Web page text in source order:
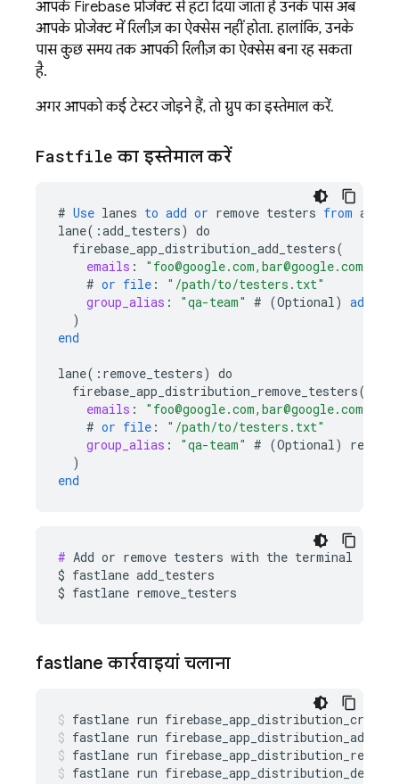
आपके Firebase प्रोजेक्ट से हटा दिया जाता है उनके पास अब
आपके प्रोजेक्ट में रिलीज़ का ऐक्सेस नहीं होता. हालांकि, उनके
पास कुछ समय तक आपकी रिलीज़ का ऐक्सेस बना रह सकता
है.
अगर आपको कई टेस्टर जोड़ने हैं, तो ग्रुप का इस्तेमाल करें.
Fastfile का इस्तेमाल करें
# Use lanes to add or remove testers from a
lane( :add_testers) do
firebase_app_distribution_add_testers(
emails :
"foo@google.com,bar@google.com"
# or file :
"/path/to/testers.txt"
group_alias : "qa-team" # (Optional) add
)
end
lane( : remove_testers) do
firebase_app_distribution_remove_testers(
emails :
"foo@google.com,bar@google.com"
# or file :
"/path/to/testers.txt"
group_alias : "qa-team" # (Optional)
remove
)
end
# Add or remove testers with the terminal
$ fastlane add_testers
$ fastlane remove_testers
fastlane कार्रवाइयां चलाना
fastlane run
fastlane run
fastlane run
fastlane run